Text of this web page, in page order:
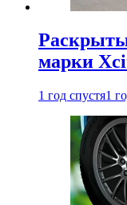
марки
1 год спустя1